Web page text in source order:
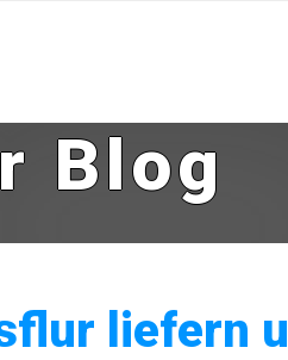
Blog
liefern